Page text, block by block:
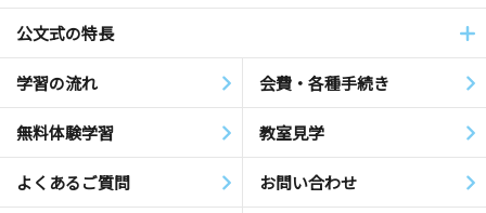
公文式の特長
学習の流れ 会費・各種手続き
無料体験学習 教室見学
よくあるご質問 お問い合わせ